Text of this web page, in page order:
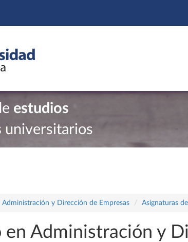
estudios
universitarios
Administración y Dirección de Empresas Asignaturas
en Administración y